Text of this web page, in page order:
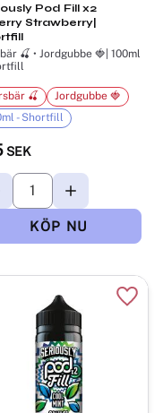
Pod Fill x2
Strawberry|
🍒 • Jordgubbe 🍓| 100ml
SEK
🍒
Jordgubbe 🍓
- Shortfill